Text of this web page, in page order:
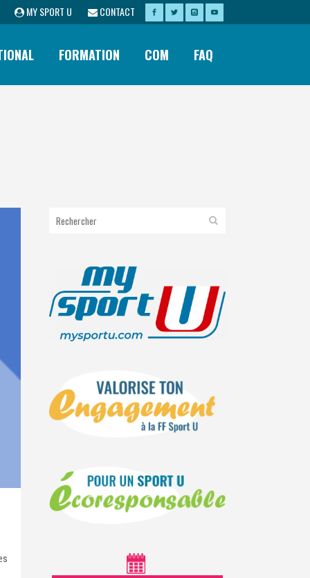
MY SPORT U CONTACT
FORMATION COM FAQ